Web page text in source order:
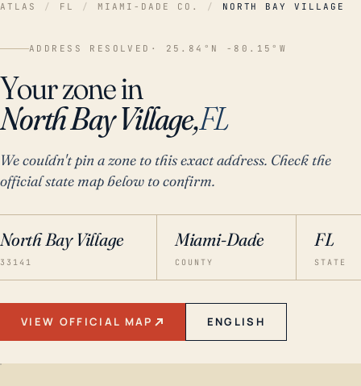
ATLAS / FL / MIAMI-DADE CO. / NORTH BAY VILLAGE
ADDRESS RESOLVED · 25.84°N -80.15°W
Your zone in
North Bay Village,FL
We couldn't pin a zone to this exact address. Check the
official state map below to confirm.
North Bay Village
33141
Miami-Dade
COUNTY
FL
STATE
VIEW OFFICIAL MAP ENGLISH